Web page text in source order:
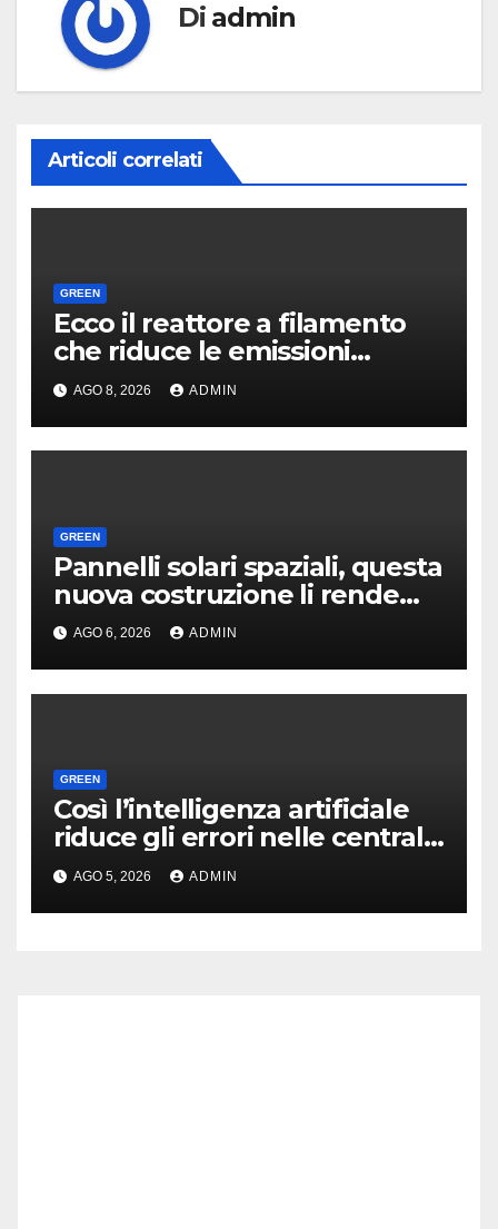
Di admin
Articoli correlati
GREEN
Ecco il reattore a filamento
che riduce le emissioni
dell’industria chimica
AGO 8, 2026 ADMIN
GREEN
Pannelli solari spaziali, questa
nuova costruzione li rende
molto più convenienti
AGO 6, 2026 ADMIN
GREEN
Così l’intelligenza artificiale
riduce gli errori nelle centrali
nucleari
AGO 5, 2026 ADMIN